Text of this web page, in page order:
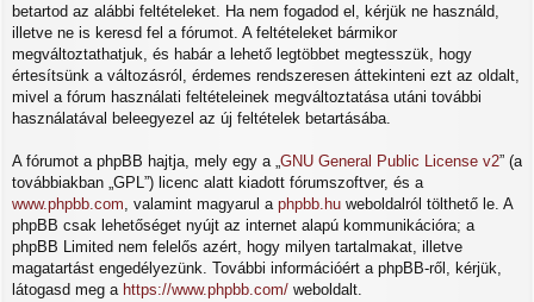
betartod az alábbi feltételeket. Ha nem fogadod el, kérjük ne használd,
illetve ne is keresd fel a fórumot. A feltételeket bármikor
megváltoztathatjuk, és habár a lehető legtöbbet megtesszük, hogy
értesítsünk a változásról, érdemes rendszeresen áttekinteni ezt az oldalt,
mivel a fórum használati feltételeinek megváltoztatása utáni további
használatával beleegyezel az új feltételek betartásába.
A fórumot a phpBB hajtja, mely egy a „ GNU General Public License v2” (a
továbbiakban „GPL”) licenc alatt kiadott fórumszoftver, és a
www.phpbb.com , valamint magyarul a phpbb.hu weboldalról tölthető le. A
phpBB csak lehetőséget nyújt az internet alapú kommunikációra; a
phpBB Limited nem felelős azért, hogy milyen tartalmakat, illetve
magatartást engedélyezünk. További információért a phpBB-ről, kérjük,
látogasd meg a https://www.phpbb.com/ weboldalt.